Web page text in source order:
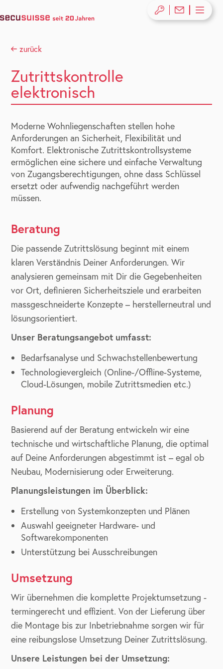
zurück
Zutrittskontrolle
elektronisch
Moderne Wohnliegenschaften stellen hohe
Anforderungen an Sicherheit, Flexibilität und
Komfort. Elektronische Zutrittskontrollsysteme
ermöglichen eine sichere und einfache Verwaltung
von Zugangsberechtigungen, ohne dass Schlüssel
ersetzt oder aufwendig nachgeführt werden
müssen.
Beratung
Die passende Zutrittslösung beginnt mit einem
klaren Verständnis Deiner Anforderungen. Wir
analysieren gemeinsam mit Dir die Gegebenheiten
vor Ort, definieren Sicherheitsziele und erarbeiten
massgeschneiderte Konzepte – herstellerneutral und
lösungsorientiert.
Unser Beratungsangebot umfasst:
Bedarfsanalyse und Schwachstellenbewertung
Technologievergleich (Online-/Offline-Systeme,
Cloud-Lösungen, mobile Zutrittsmedien etc.)
Planung
Basierend auf der Beratung entwickeln wir eine
technische und wirtschaftliche Planung, die optimal
auf Deine Anforderungen abgestimmt ist – egal ob
Neubau, Modernisierung oder Erweiterung.
Planungsleistungen im Überblick:
Erstellung von Systemkonzepten und Plänen
Auswahl geeigneter Hardware- und
Softwarekomponenten
Unterstützung bei Ausschreibungen
Umsetzung
Wir übernehmen die komplette Projektumsetzung -
termingerecht und effizient. Von der Lieferung über
die Montage bis zur Inbetriebnahme sorgen wir für
eine reibungslose Umsetzung Deiner Zutrittslösung.
Unsere Leistungen bei der Umsetzung: